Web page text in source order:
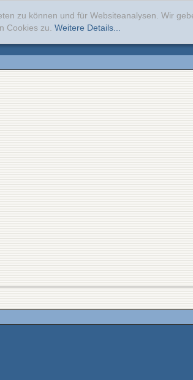
zu können und für Websiteanalysen. Wir
Cookies zu. Weitere Details...